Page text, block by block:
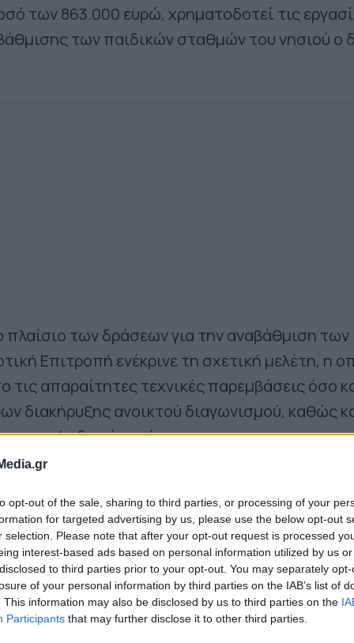
opt-out of the sale, sharing to third parties, or processing of your
for targeted advertising by us, please use the below opt-out
selection. Please note that after your opt-out request is processed
interest-based ads based on personal information utilized by us
to third parties prior to your opt-out. You may separately
of your personal information by third parties on the IAB’s list of
This information may also be disclosed by us to third parties on the
Participants that may further disclose it to other third parties.
των 863.000 ευρώ, χρηματοδοτεί τις
των παιδικών σταθμών του νησιού ο
πλαίσιο των δράσεων για την αναβάθμιση των
Επιτροπή ενέκρινε τη σχετική μελέτη, η
τις απαραίτητες τεχνικές παρεμβάσεις όσο
διακήρυξης ανοικτού διαγωνισμού, καθώς
διενέργειάς του.
αφορά σε 18 δημοτικούς παιδικούς
του Δήμου Ρόδου, με στόχο την αύξηση της
και τη δημιουργία των κατάλληλων